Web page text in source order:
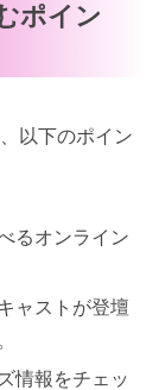
ポイン
以下のポイン
るオンライン
ャストが登壇
情報をチェッ